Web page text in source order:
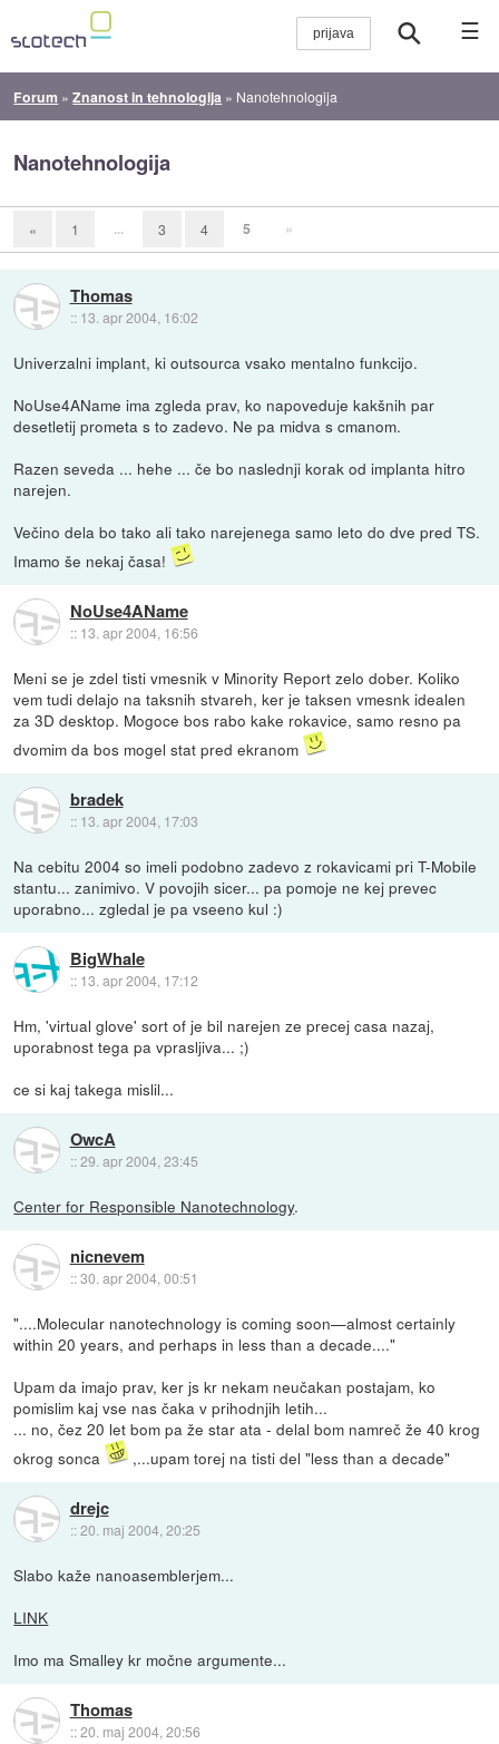
☰
Forum »Znanost in tehnologija » Nanotehnologija
Nanotehnologija
« 1 ... 3 4 5 »
Thomas
:: 13. apr 2004, 16:02
Univerzalni implant, ki outsourca vsako mentalno funkcijo.
NoUse4AName ima zgleda prav, ko napoveduje kakšnih par
desetletij prometa s to zadevo. Ne pa midva s cmanom.
Razen seveda ... hehe ... če bo naslednji korak od implanta hitro
narejen.
Večino dela bo tako ali tako narejenega samo leto do dve pred TS.
Imamo še nekaj časa!
NoUse4AName
:: 13. apr 2004, 16:56
Meni se je zdel tisti vmesnik v Minority Report zelo dober. Koliko
vem tudi delajo na taksnih stvareh, ker je taksen vmesnk idealen
za 3D desktop. Mogoce bos rabo kake rokavice, samo resno pa
dvomim da bos mogel stat pred ekranom
bradek
:: 13. apr 2004, 17:03
Na cebitu 2004 so imeli podobno zadevo z rokavicami pri T-Mobile
stantu... zanimivo. V povojih sicer... pa pomoje ne kej prevec
uporabno... zgledal je pa vseeno kul :)
BigWhale
:: 13. apr 2004, 17:12
Hm, 'virtual glove' sort of je bil narejen ze precej casa nazaj,
uporabnost tega pa vprasljiva... ;)
ce si kaj takega mislil...
OwcA
::29. apr 2004, 23:45
Center for Responsible Nanotechnology.
nicnevem
::30. apr 2004, 00:51
"....Molecular nanotechnology is coming soon—almost certainly
within 20 years, and perhaps in less than a decade...."
Upam da imajo prav, ker js kr nekam neučakan postajam, ko
pomislim kaj vse nas čaka v prihodnjih letih...
... no, čez 20 let bom pa že star ata - delal bom namreč že 40 krog
okrog sonca
,...upam torej na tisti del "less than a decade"
drejc
::20. maj 2004, 20:25
Slabo kaže nanoasemblerjem...
LINK
Imo ma Smalley kr močne argumente...
Thomas
::20. maj 2004, 20:56